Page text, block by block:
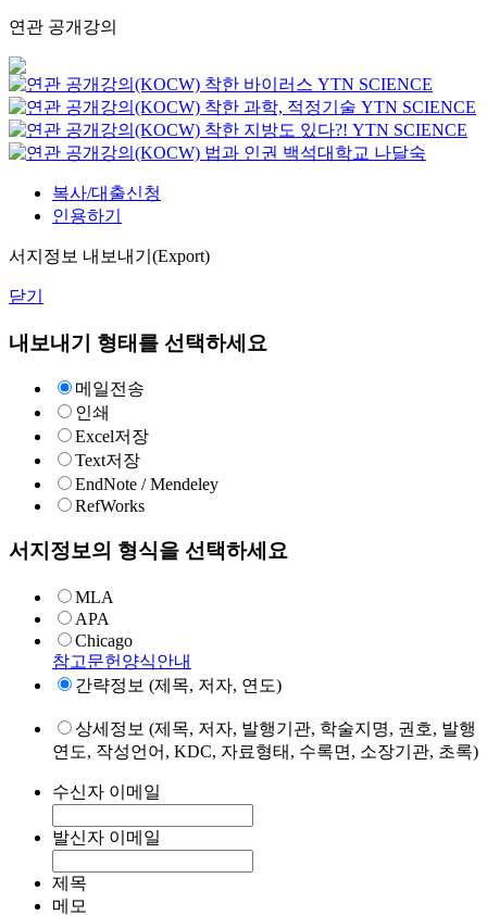
연관 공개강의
착한 바이러스 YTN SCIENCE
착한 과학, 적정기술 YTN SCIENCE
착한 지방도 있다?! YTN SCIENCE
법과 인권 백석대학교 나달숙
복사/대출신청
인용하기
서지정보 내보내기(Export)
닫기
내보내기 형태를 선택하세요
메일전송
인쇄
Excel저장
Text저장
EndNote / Mendeley
RefWorks
서지정보의 형식을 선택하세요
MLA
APA
Chicago
참고문헌양식안내
간략정보 (제목, 저자, 연도)
상세정보 (제목, 저자, 발행기관, 학술지명, 권호, 발행
연도, 작성언어, KDC, 자료형태, 수록면, 소장기관, 초록)
수신자 이메일
발신자 이메일
제목
메모